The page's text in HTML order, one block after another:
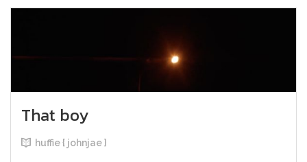
That boy
huffie { johnjae }